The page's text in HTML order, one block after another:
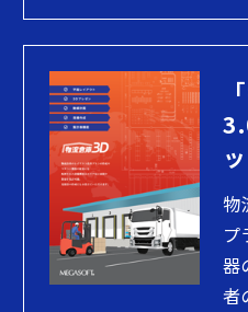
物
プ
器
者